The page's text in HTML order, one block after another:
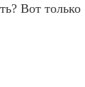
Вот только